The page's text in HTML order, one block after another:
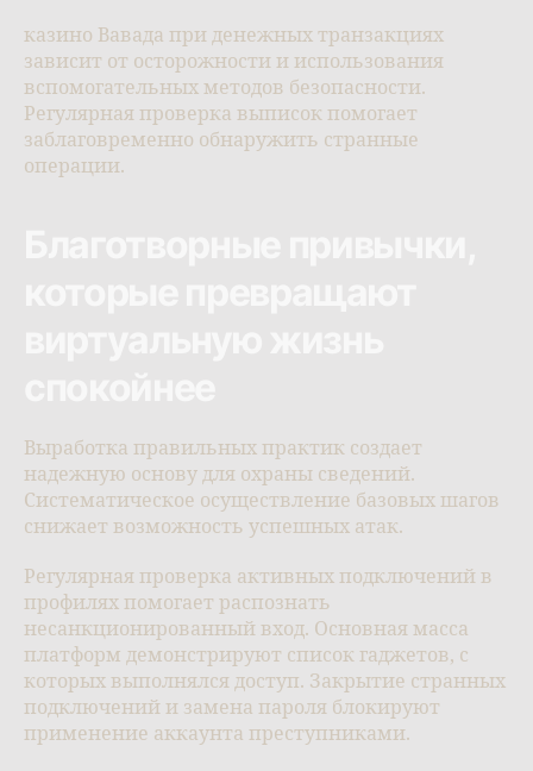
казино Вавада при денежных транзакциях
зависит от осторожности и использования
вспомогательных методов безопасности.
Регулярная проверка выписок помогает
заблаговременно обнаружить странные
операции.
Выработка правильных практик создает
надежную основу для охраны сведений.
Систематическое осуществление базовых шагов
снижает возможность успешных атак.
Регулярная проверка активных подключений в
профилях помогает распознать
несанкционированный вход. Основная масса
платформ демонстрируют список гаджетов, с
которых выполнялся доступ. Закрытие странных
подключений и замена пароля блокируют
применение аккаунта преступниками.